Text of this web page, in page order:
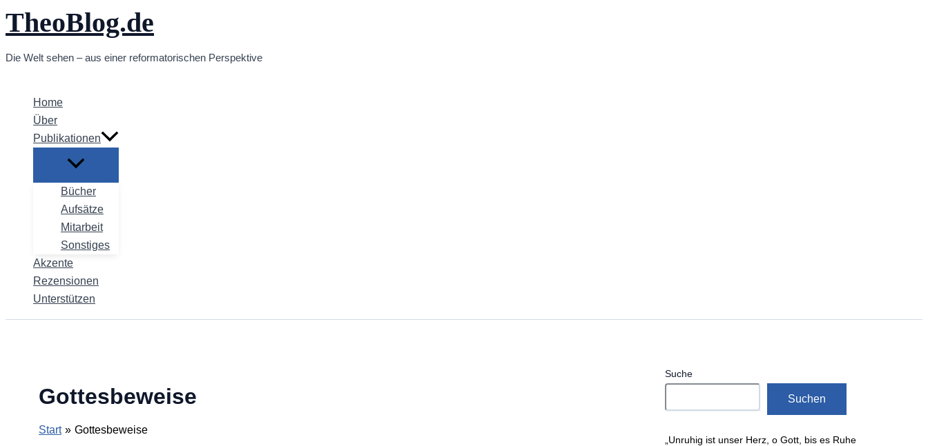
Zum
Inhalt
TheoBlog.de
Die Welt sehen – aus einer reformatorischen Perspektive
Home
Über
Publikationen
Bücher
Aufsätze
Mitarbeit
Sonstiges
Akzente
Rezensionen
Unterstützen
Gottesbeweise
Start Gottesbeweise
Suche
Suchen
„Unruhig ist unser Herz, o Gott, bis es Ruhe